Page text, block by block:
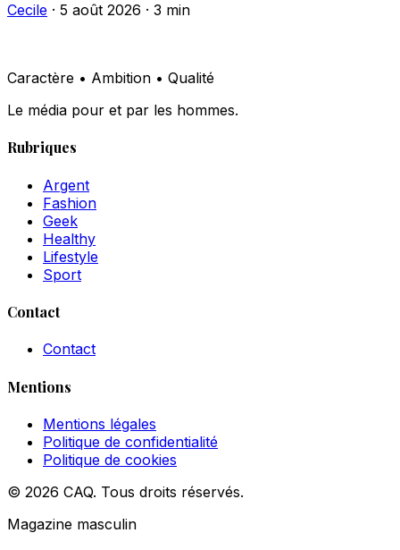
Cecile · 5 août 2026 · 3 min
Caractère • Ambition • Qualité
Le média pour et par les hommes.
Rubriques
Argent
Fashion
Geek
Healthy
Lifestyle
Sport
Contact
Contact
Mentions
Mentions légales
Politique de confidentialité
Politique de cookies
© 2026 CAQ. Tous droits réservés.
Magazine masculin